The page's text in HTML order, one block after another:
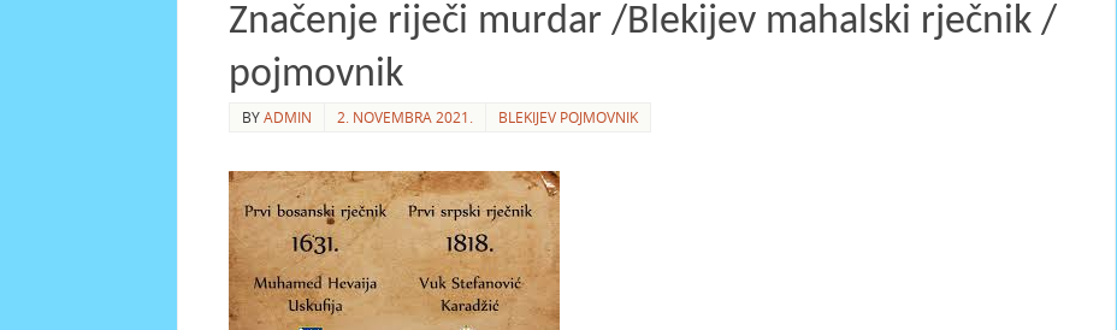
Značenje riječi murdar /Blekijev mahalski rječnik /
pojmovnik
BYADMIN 2. NOVEMBRA 2021. BLEKIJEV POJMOVNIK